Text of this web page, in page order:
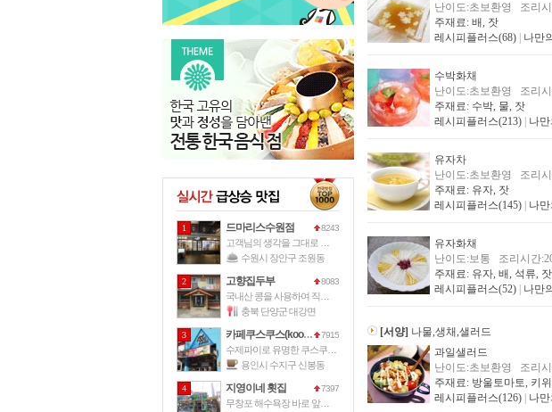
1 드마리스수원점 8243
수원시 장안구 조원동
2 고향집두부 8083
충북 단양군 대강면
3 카페쿠스쿠스(kooskoos) 7915
용인시 수지구 신봉동
4 지영이네 횟집 7397
무창포 해수욕장 바로 앞에 위치한 이
난이도:초보환영 조리
주재료: 배, 잣
레시피플러스(68)
나만
수박화채
난이도:초보환영 조리
주재료: 수박, 물, 잣
레시피플러스(213)
나
유자차
난이도:초보환영 조리
주재료: 유자, 잣
레시피플러스(145)
나
유자화채
난이도:보통 조리시간
주재료: 유자, 배, 석류, 잣
레시피플러스(52)
나만
[서양] 나물,생채,샐러드
과일샐러드
난이도:초보환영 조리
주재료: 방울토마토, 키
레시피플러스(126)
나